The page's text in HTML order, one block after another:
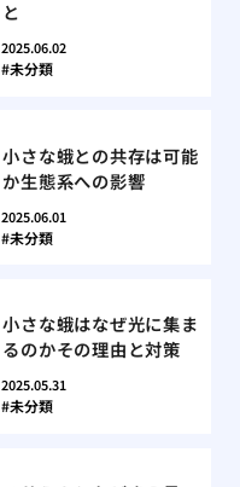
と
2025.06.02
未分類
小さな蛾との共存は可能
か生態系への影響
2025.06.01
未分類
小さな蛾はなぜ光に集ま
るのかその理由と対策
2025.05.31
未分類